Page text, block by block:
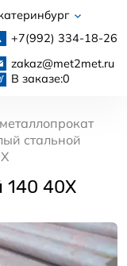
+7(992) 334-18-26
zakaz@met2met.ru
В заказе:0
стальной
140 40Х